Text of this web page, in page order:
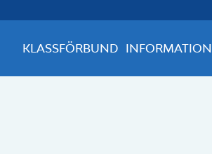
KLASSFÖRBUND INFORMATION